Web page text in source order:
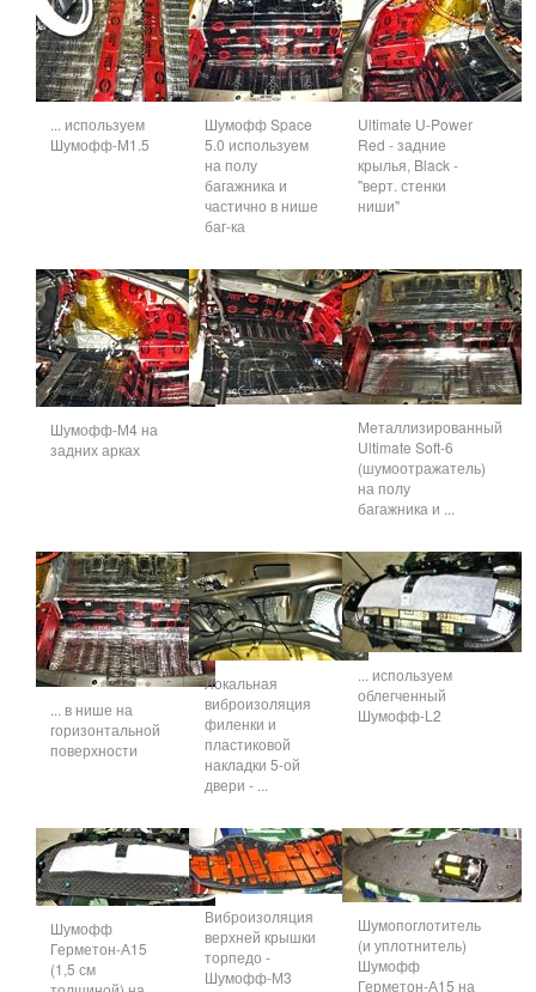
... используем
Шумофф-М1.5
Шумофф Space
5.0 используем
на полу
багажника и
частично в нише
баг-ка
Ultimate U-Power
Red - задние
крылья, Black -
"верт. стенки
ниши"
Шумофф-М4 на
задних арках
Металлизированный
Ultimate Soft-6
(шумоотражатель)
на полу
багажника и ...
... в нише на
горизонтальной
поверхности
Локальная
виброизоляция
филенки и
пластиковой
накладки 5-ой
двери - ...
... используем
облегченный
Шумофф-L2
Шумофф
Герметон-А15
(1,5 см
Виброизоляция
верхней крышки
торпедо -
Шумофф-М3
Шумопоглотитель
(и уплотнитель)
Шумофф
Герметон-А15 на